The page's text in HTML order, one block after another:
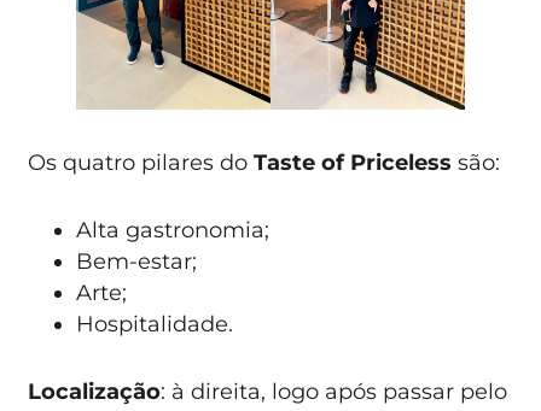
Os quatro pilares doTaste of Priceless são:
Alta gastronomia;
Bem-estar;
Arte;
Hospitalidade.
Localização: à direita, logo após passar pelo